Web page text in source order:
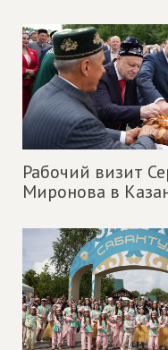
Рабочий визит
Миронова в